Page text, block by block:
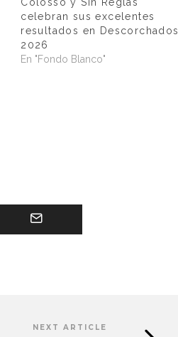
celebran sus excelentes
resultados en Descorchados
2026
En "Fondo Blanco"
NEXT ARTICLE